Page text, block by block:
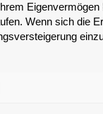
Eigenvermögen
Wenn sich die